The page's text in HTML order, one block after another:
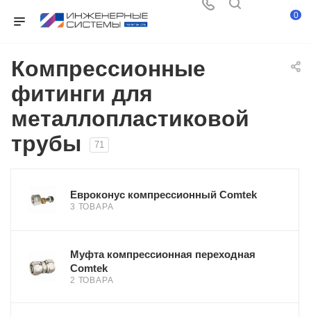
0
Компрессионные
фитинги для
металлопластиковой
трубы
71
Евроконус компрессионный Comtek
3 ТОВАРА
Муфта компрессионная переходная
Comtek
2 ТОВАРА